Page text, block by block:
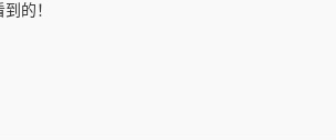
的！